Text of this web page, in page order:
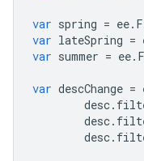
var spring = ee.
var lateSpring =
var summer = ee.
var descChange =
desc.
desc.
desc.